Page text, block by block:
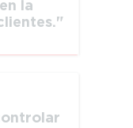
la